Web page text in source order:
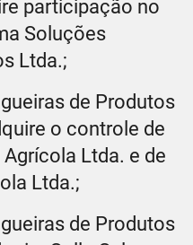
participação no
Soluções
Ltda.;
de Produtos
o controle de
Ltda. e de
Ltda.;
de Produtos